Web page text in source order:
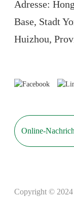
Adresse:
Base, Stadt
Huizhou,
Online-
Copyright © 2024